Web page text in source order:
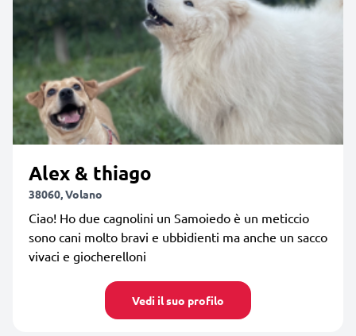
Alex & thiago
38060, Volano
Ciao! Ho due cagnolini un Samoiedo è un meticcio
sono cani molto bravi e ubbidienti ma anche un sacco
vivaci e giocherelloni
Vedi il suo profilo